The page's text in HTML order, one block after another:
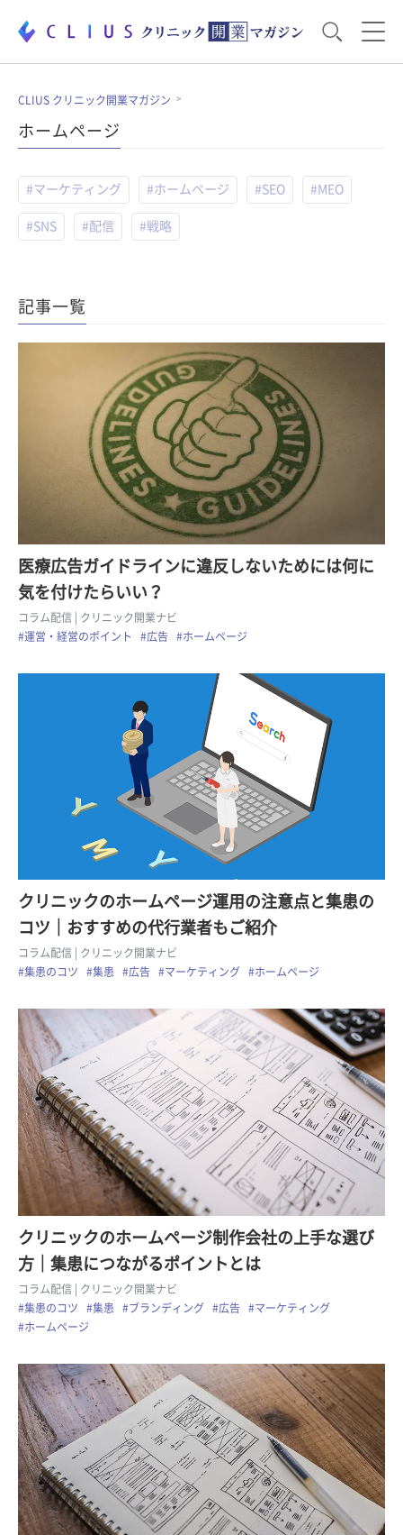
お役立ち資料
電子カルテ・ICT
CLIUS クリニック開業マガジン
ホームページ
#マーケティング #ホームページ #SEO #MEO
#SNS #配信 #戦略
記事一覧
医療広告ガイドラインに違反しないためには何に
気を付けたらいい？
コラム配信
| クリニック開業ナビ
#運営・経営のポイント
#広告 #ホームページ
クリニックのホームページ運用の注意点と集患の
コツ｜おすすめの代行業者もご紹介
コラム配信
| クリニック開業ナビ
#集患のコツ
#集患 #広告 #マーケティング #ホームページ
クリニックのホームページ制作会社の上手な選び
方｜集患につながるポイントとは
コラム配信
| クリニック開業ナビ
#集患のコツ
#集患 #ブランディング #広告
#マーケティング
#ホームページ